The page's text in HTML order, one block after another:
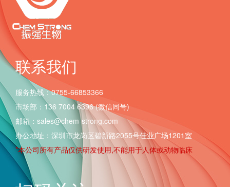
联系我们
服务热线：0755-66853366
市场部：136 7004 6396 (微信同号)
邮箱：sales@chem-strong.com
办公地址：深圳市龙岗区碧新路2055号佳业广场1201室
*本公司所有产品仅供研发使用,不能用于人体或动物临床